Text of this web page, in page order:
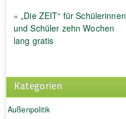
«„Die ZEIT“ für Schülerinnen
und Schüler zehn Wochen
lang gratis
Kategorien
Außenpolitik